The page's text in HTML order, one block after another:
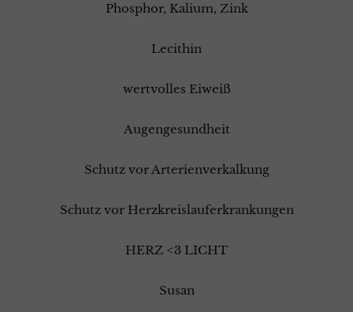
Phosphor, Kalium, Zink
Lecithin
wertvolles Eiweiß
Augengesundheit
Schutz vor Arterienverkalkung
Schutz vor Herzkreislauferkrankungen
HERZ <3 LICHT
Susan